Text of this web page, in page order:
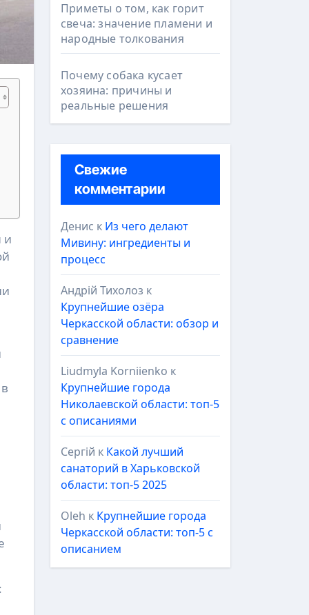
Приметы о том, как горит
свеча: значение пламени и
народные толкования
Почему собака кусает
хозяина: причины и
реальные решения
Свежие
комментарии
Денис к Из чего делают
Мивину: ингредиенты и
процесс
Андрій Тихолоз к
Крупнейшие озёра
Черкасской области: обзор и
сравнение
Liudmyla Korniienko к
Крупнейшие города
Николаевской области: топ-5
с описаниями
Сергій к Какой лучший
санаторий в Харьковской
области: топ-5 2025
Oleh к Крупнейшие города
Черкасской области: топ-5 с
описанием